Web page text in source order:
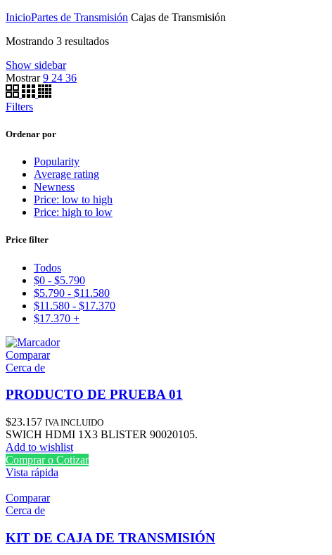
InicioPartes de Transmisión Cajas de Transmisión
Mostrando 3 resultadosSorted
Show sidebar
Mostrar9 24 36
Filters
Ordenar por
Popularity
Average rating
Newness
Price: low to high
Price: high to low
Price filter
Todos
$0 - $5.790
$5.790 - $11.580
$11.580 - $17.370
$17.370 +
Comparar
Cerca de
PRODUCTO DE PRUEBA 01
$23.157 IVA INCLUIDO
SWICH HDMI 1X3 BLISTER 90020105.
Add to wishlist
Comprar o Cotizar
Vista rápida
Comparar
Cerca de
KIT DE CAJA DE TRANSMISIÓN